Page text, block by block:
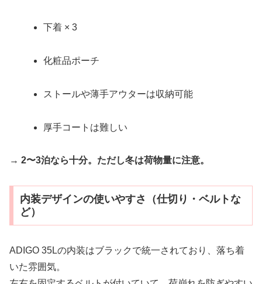
下着 × 3
化粧品ポーチ
ストールや薄手アウターは収納可能
厚手コートは難しい
→ 2〜3泊なら十分。ただし冬は荷物量に注意。
内装デザインの使いやすさ（仕切り・ベルトな
ど）
ADIGO 35Lの内装はブラックで統一されており、落ち着
いた雰囲気。